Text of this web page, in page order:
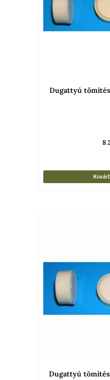
Dugattyú
8
Dugattyú